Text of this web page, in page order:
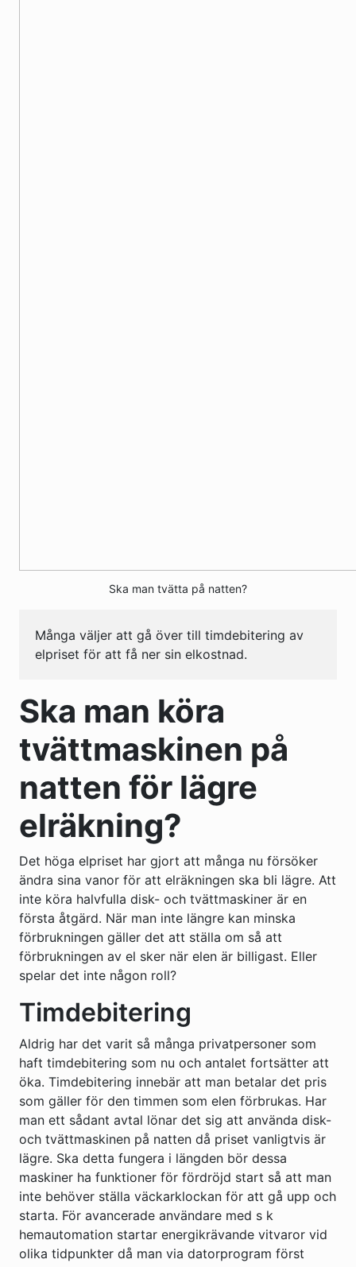
Ska man tvätta på natten?
Många väljer att gå över till timdebitering av
elpriset för att få ner sin elkostnad.
Ska man köra
tvättmaskinen på
natten för lägre
elräkning?
Det höga elpriset har gjort att många nu försöker
ändra sina vanor för att elräkningen ska bli lägre. Att
inte köra halvfulla disk- och tvättmaskiner är en
första åtgärd. När man inte längre kan minska
förbrukningen gäller det att ställa om så att
förbrukningen av el sker när elen är billigast. Eller
spelar det inte någon roll?
Timdebitering
Aldrig har det varit så många privatpersoner som
haft timdebitering som nu och antalet fortsätter att
öka. Timdebitering innebär att man betalar det pris
som gäller för den timmen som elen förbrukas. Har
man ett sådant avtal lönar det sig att använda disk-
och tvättmaskinen på natten då priset vanligtvis är
lägre. Ska detta fungera i längden bör dessa
maskiner ha funktioner för fördröjd start så att man
inte behöver ställa väckarklockan för att gå upp och
starta. För avancerade användare med s k
hemautomation startar energikrävande vitvaror vid
olika tidpunkter då man via datorprogram först